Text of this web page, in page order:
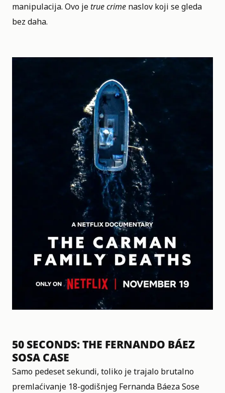
manipulacija. Ovo jetrue crime naslov koji se gleda
bez daha.
50 SECONDS: THE FERNANDO BÁEZ
SOSA CASE
Samo pedeset sekundi, toliko je trajalo brutalno
premlaćivanje 18-godišnjeg Fernanda Báeza Sose